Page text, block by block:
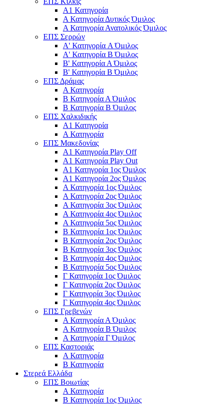
Α1 Κατηγορία
Α Κατηγορία Δυτικός Όμιλος
Α Κατηγορία Ανατολικός Όμιλος
ΕΠΣ Σερρών
Α' Κατηγορία A Όμιλος
Α' Κατηγορία Β Όμιλος
Β' Κατηγορία Α Όμιλος
Β' Κατηγορία Β Όμιλος
ΕΠΣ Δράμας
Α Κατηγορία
Β Κατηγορία Α Όμιλος
Β Κατηγορία Β Όμιλος
ΕΠΣ Χαλκιδικής
Α1 Κατηγορία
Α Κατηγορία
ΕΠΣ Μακεδονίας
Α1 Κατηγορία Play Off
Α1 Κατηγορία Play Out
Α1 Κατηγορία 1ος Όμιλος
Α1 Κατηγορία 2ος Όμιλος
Α Κατηγορία 1ος Όμιλος
Α Κατηγορία 2ος Όμιλος
Α Κατηγορία 3ος Όμιλος
Α Κατηγορία 4ος Όμιλος
Α Κατηγορία 5ος Όμιλος
Β Κατηγορία 1ος Όμιλος
Β Κατηγορία 2ος Όμιλος
Β Κατηγορία 3ος Όμιλος
Β Κατηγορία 4ος Όμιλος
Β Κατηγορία 5ος Όμιλος
Γ Κατηγορία 1ος Όμιλος
Γ Κατηγορία 2ος Όμιλος
Γ Κατηγορία 3ος Όμιλος
Γ Κατηγορία 4ος Όμιλος
ΕΠΣ Γρεβενών
Α Κατηγορία Α Όμιλος
Α Κατηγορία B Όμιλος
Α Κατηγορία Γ Όμιλος
ΕΠΣ Καστοριάς
Α Κατηγορία
Β Κατηγορία
Στερεά Ελλάδα
ΕΠΣ Βοιωτίας
Α Κατηγορία
Β Κατηγορία 1ος Όμιλος